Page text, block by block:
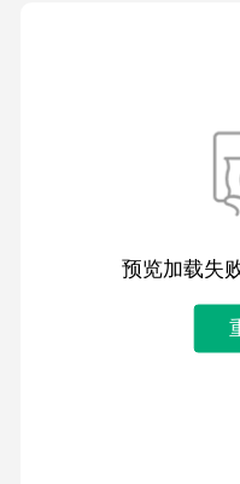
预览加载失